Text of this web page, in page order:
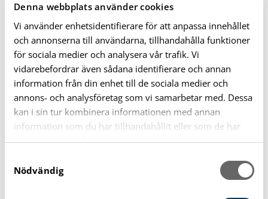
Denna webbplats använder cookies
Vi använder enhetsidentifierare för att anpassa innehållet
och annonserna till användarna, tillhandahålla funktioner
för sociala medier och analysera vår trafik. Vi
vidarebefordrar även sådana identifierare och annan
information från din enhet till de sociala medier och
annons- och analysföretag som vi samarbetar med. Dessa
kan i sin tur kombinera informationen med annan
information som du har tillhandahållit eller som de har
samlat in när du har använt deras tjänster.
Nödvändig
Emma Borgström
Telefon
073-357 64 43
E-post